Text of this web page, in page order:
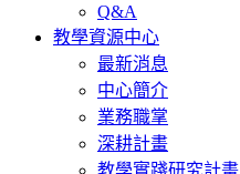
Q&A
教學資源中心
最新消息
中心簡介
業務職掌
深耕計畫
教學實踐研究計畫